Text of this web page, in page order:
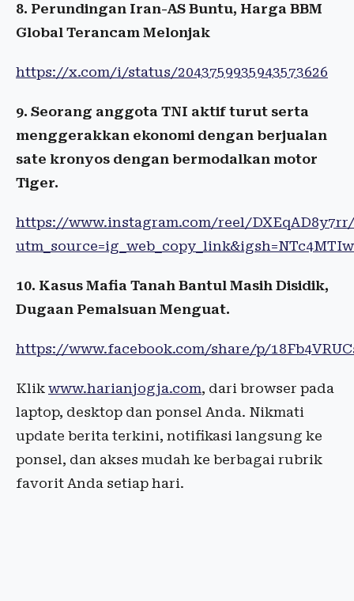
8. Perundingan Iran-AS Buntu, Harga BBM
Global Terancam Melonjak
https://x.com/i/status/2043759935943573626
9. Seorang anggota TNI aktif turut serta
menggerakkan ekonomi dengan berjualan
sate kronyos dengan bermodalkan motor
Tiger.
https://www.instagram.com/reel/
10. Kasus Mafia Tanah Bantul Masih Disidik,
Dugaan Pemalsuan Menguat.
https://www.facebook.com/share/p/
Klik www.harianjogja.com, dari browser pada
laptop, desktop dan ponsel Anda. Nikmati
update berita terkini, notifikasi langsung ke
ponsel, dan akses mudah ke berbagai rubrik
favorit Anda setiap hari.